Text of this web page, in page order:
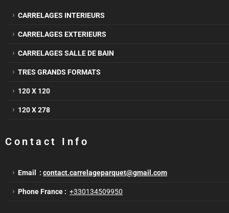
CARRELAGES INTERIEURS
CARRELAGES EXTERIEURS
CARRELAGES SALLE DE BAIN
TRES GRANDS FORMATS
120 X 120
120 X 278
Contact Info
Email : contact.carrelageparquet@gmail.com
Phone France : +330134509950